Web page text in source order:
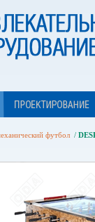
футбол /